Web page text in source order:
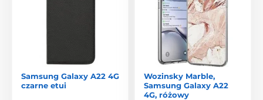
Samsung Galaxy A22 4G
czarne etui
Wozinsky Marble,
Samsung Galaxy A22
4G, różowy